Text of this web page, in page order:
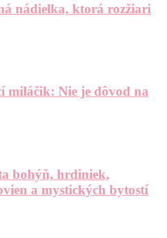
nádielka, ktorá rozžiari
miláčik: Nie je dôvod na
bohýň, hrdiniek,
a mystických bytostí